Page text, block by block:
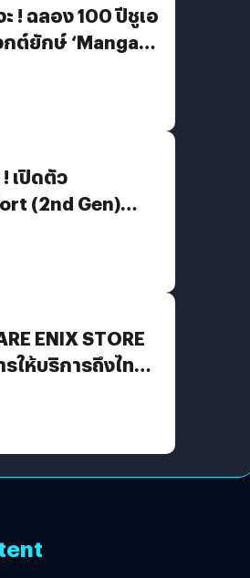
! ฉลอง 100 ปีชูเอ
กต์ยักษ์ ‘Manga
เปิดตัว
(2nd Gen)
ENIX STORE
ให้บริการถึงไทย